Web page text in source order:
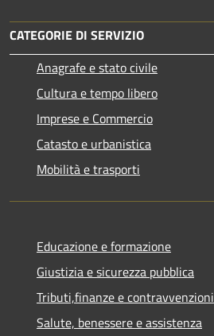
CATEGORIE DI SERVIZIO
Anagrafe e stato civile
Cultura e tempo libero
Imprese e Commercio
Catasto e urbanistica
Mobilità e trasporti
Educazione e formazione
Giustizia e sicurezza pubblica
Tributi,finanze e contravvenzioni
Salute, benessere e assistenza